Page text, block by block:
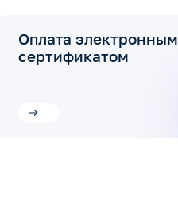
Оплата электронным
сертификатом